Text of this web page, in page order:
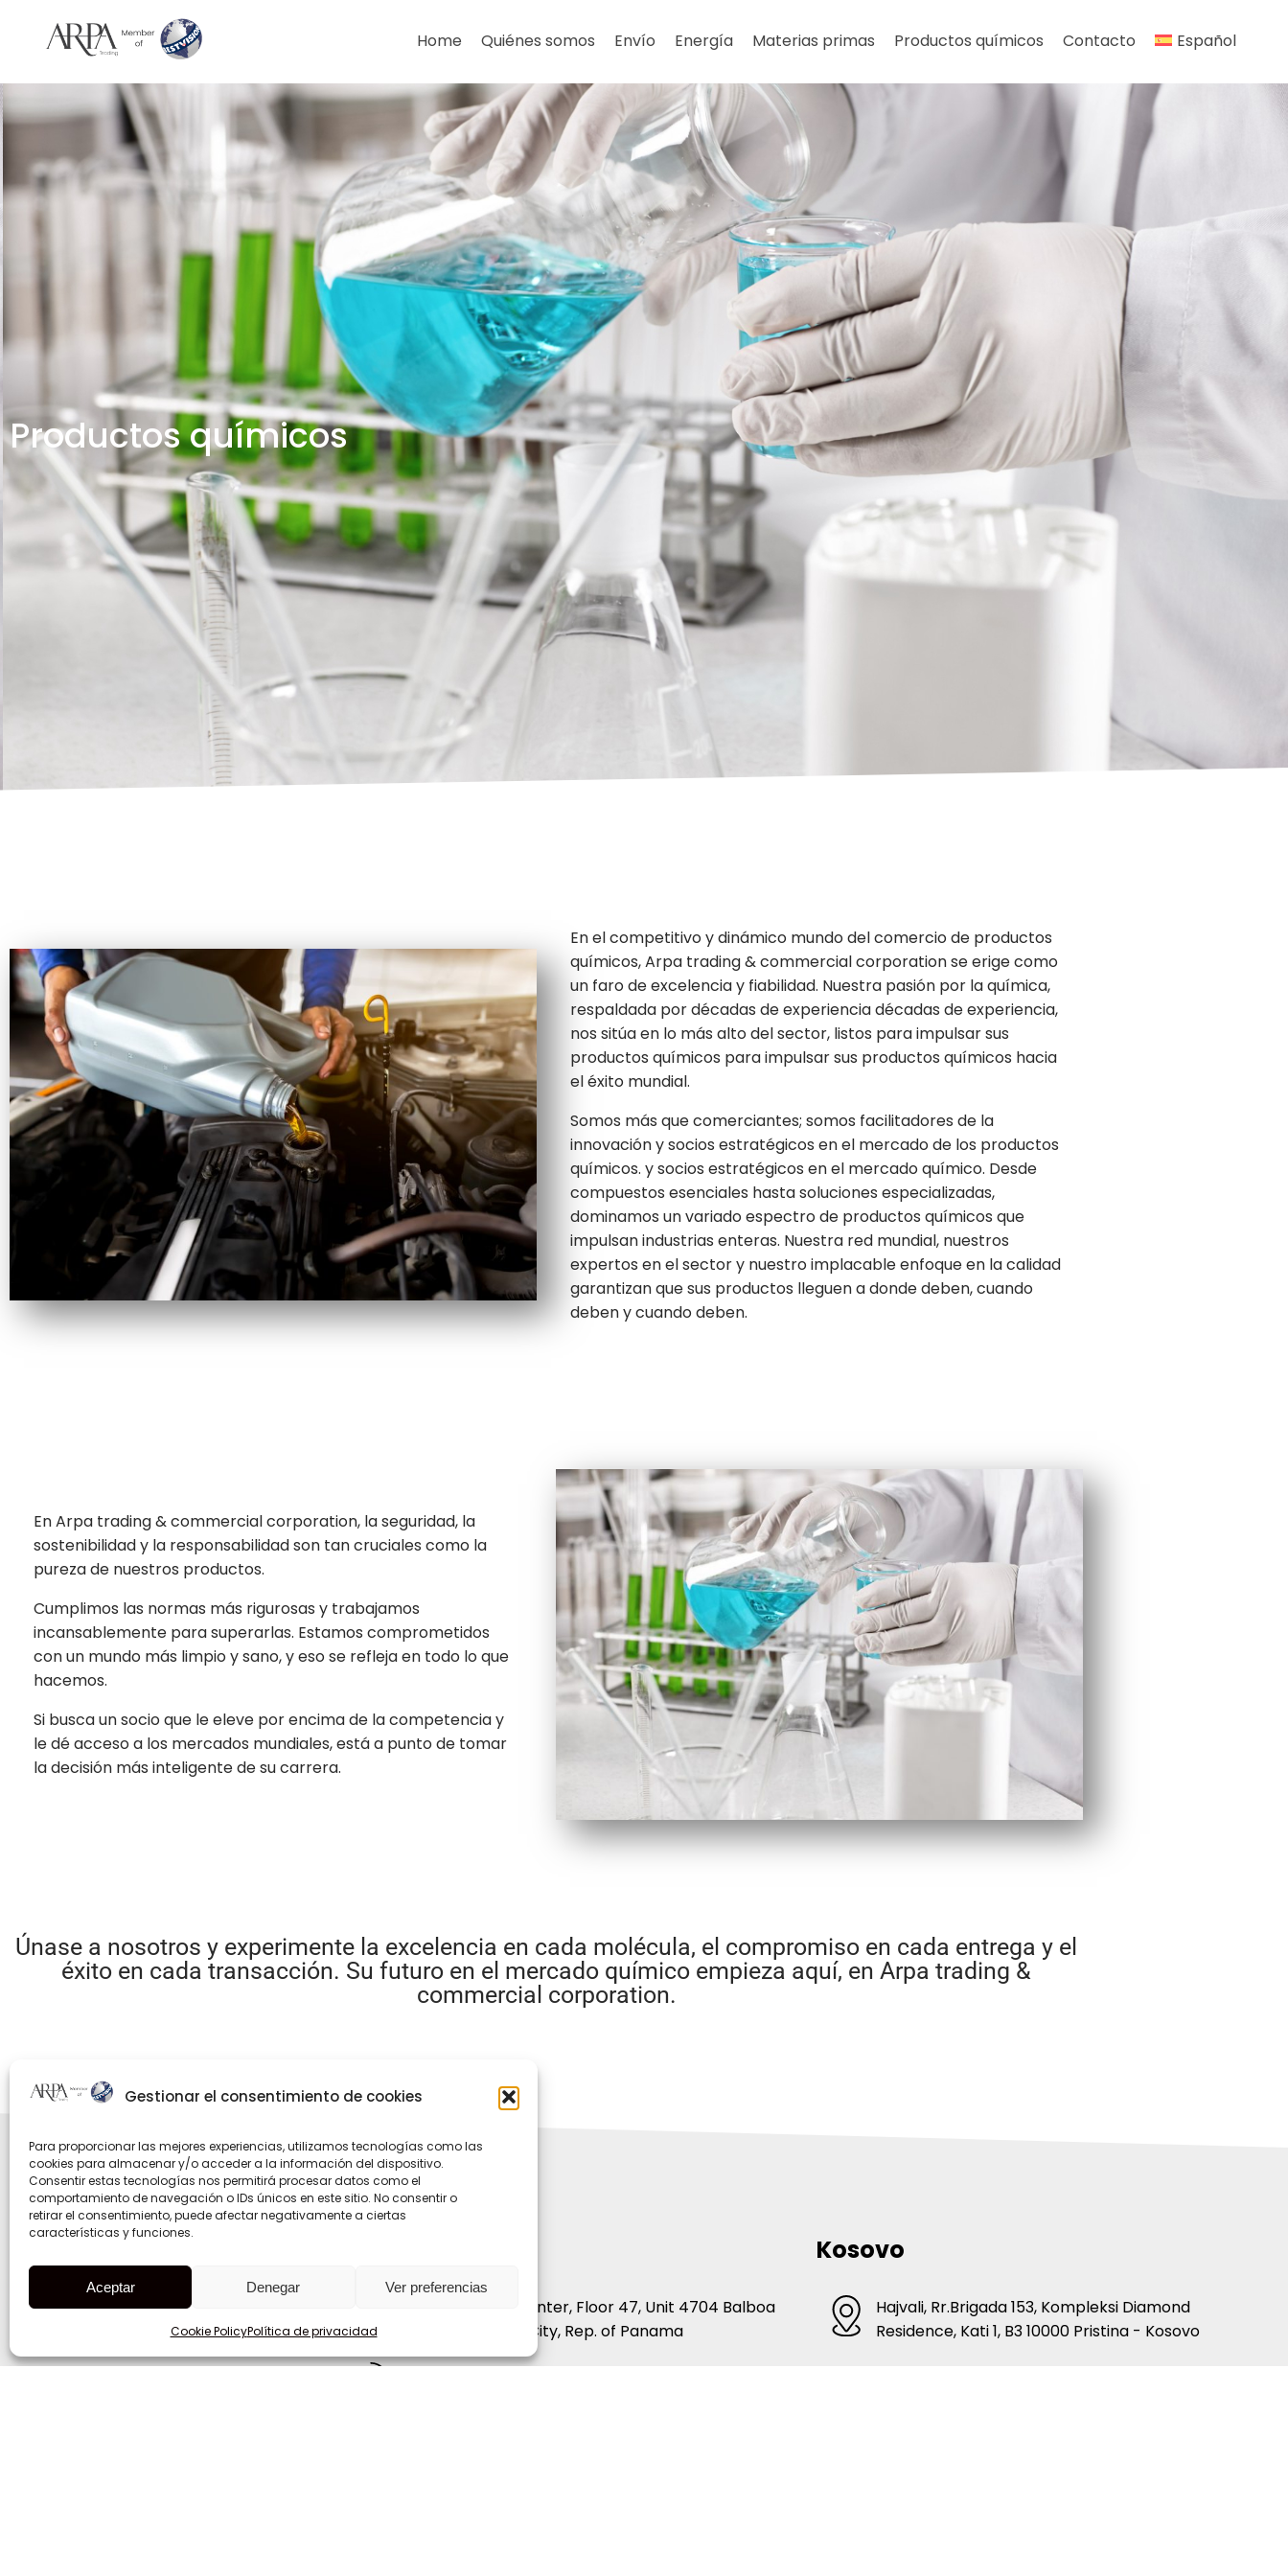
Gestionar el consentimiento de cookies
Para proporcionar las mejores experiencias, utilizamos tecnologías como las
cookies para almacenar y/o acceder a la información del dispositivo.
Consentir estas tecnologías nos permitirá procesar datos como el
comportamiento de navegación o IDs únicos en este sitio. No consentir o
retirar el consentimiento, puede afectar negativamente a ciertas
características y funciones.
Aceptar Denegar Ver preferencias
Cookie PolicyPolítica de privacidad
Arpa Group
Home Quiénes somos Envío Energía Materias primas Productos químicos Contacto Español
Productos químicos
En el competitivo y dinámico mundo del comercio de productos
químicos, Arpa trading & commercial corporation se erige como
un faro de excelencia y fiabilidad. Nuestra pasión por la química,
respaldada por décadas de experiencia décadas de experiencia,
nos sitúa en lo más alto del sector, listos para impulsar sus
productos químicos para impulsar sus productos químicos hacia
el éxito mundial.
Somos más que comerciantes; somos facilitadores de la
innovación y socios estratégicos en el mercado de los productos
químicos. y socios estratégicos en el mercado químico. Desde
compuestos esenciales hasta soluciones especializadas,
dominamos un variado espectro de productos químicos que
impulsan industrias enteras. Nuestra red mundial, nuestros
expertos en el sector y nuestro implacable enfoque en la calidad
garantizan que sus productos lleguen a donde deben, cuando
deben y cuando deben.
En Arpa trading & commercial corporation, la seguridad, la
sostenibilidad y la responsabilidad son tan cruciales como la
pureza de nuestros productos.
Cumplimos las normas más rigurosas y trabajamos
incansablemente para superarlas. Estamos comprometidos
con un mundo más limpio y sano, y eso se refleja en todo lo que
hacemos.
Si busca un socio que le eleve por encima de la competencia y
le dé acceso a los mercados mundiales, está a punto de tomar
la decisión más inteligente de su carrera.
Únase a nosotros y experimente la excelencia en cada molécula, el compromiso en cada entrega y el
éxito en cada transacción. Su futuro en el mercado químico empieza aquí, en Arpa trading &
commercial corporation.
BICSA Financial Center, Floor 47, Unit 4704 Balboa
Avenue, Panama City, Rep. of Panama
Kosovo
Hajvali, Rr.Brigada 153, Kompleksi Diamond
Residence, Kati 1, B3 10000 Pristina - Kosovo